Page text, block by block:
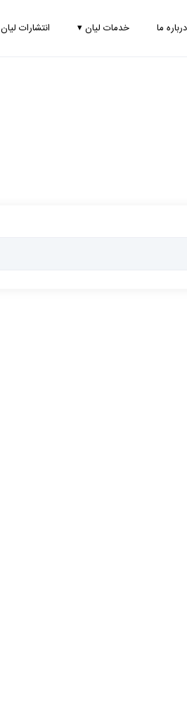
درباره ما خدمات لیان▾ انتشارات لیان